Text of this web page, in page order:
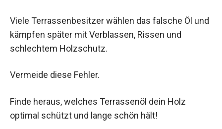
Viele Terrassenbesitzer wählen das falsche Öl und
kämpfen später mit Verblassen, Rissen und
schlechtem Holzschutz.
Vermeide diese Fehler.
Finde heraus, welches Terrassenöl dein Holz
optimal schützt und lange schön hält!